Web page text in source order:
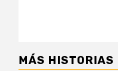
MÁS HISTORIAS